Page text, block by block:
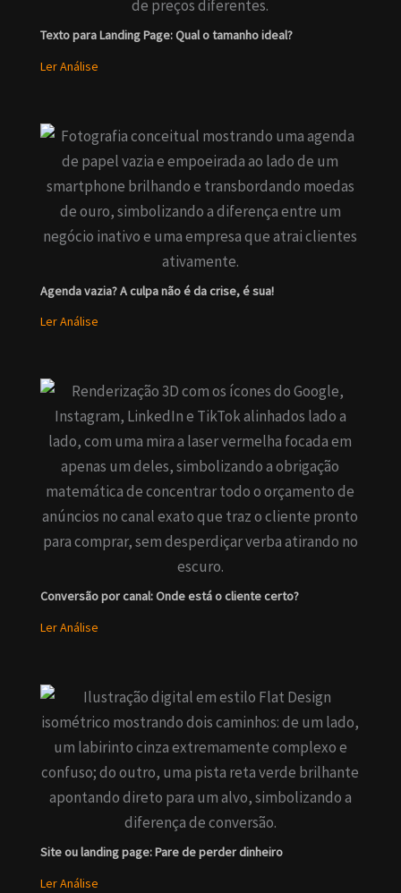
Texto para Landing Page: Qual o tamanho ideal?
Ler Análise
Agenda vazia? A culpa não é da crise, é sua!
Ler Análise
Conversão por canal: Onde está o cliente certo?
Ler Análise
Site ou landing page: Pare de perder dinheiro
Ler Análise